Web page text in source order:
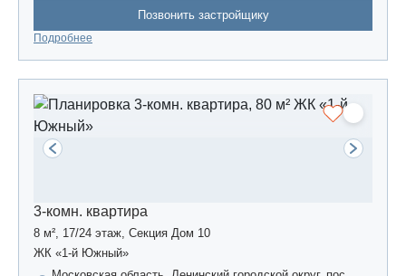
Позвонить застройщику
Подробнее
3-комн. квартира
8 м², 17/24 этаж, Секция Дом 10
ЖК «1-й Южный»